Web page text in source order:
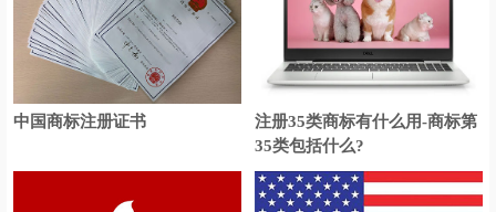
中国商标注册证书
注册35类商标有什么用-商标第
35类包括什么?